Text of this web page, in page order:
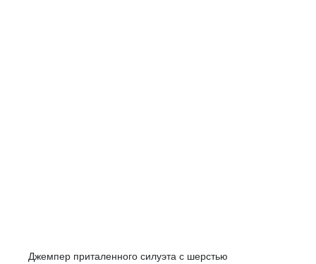
Джемпер приталенного силуэта с шерстью